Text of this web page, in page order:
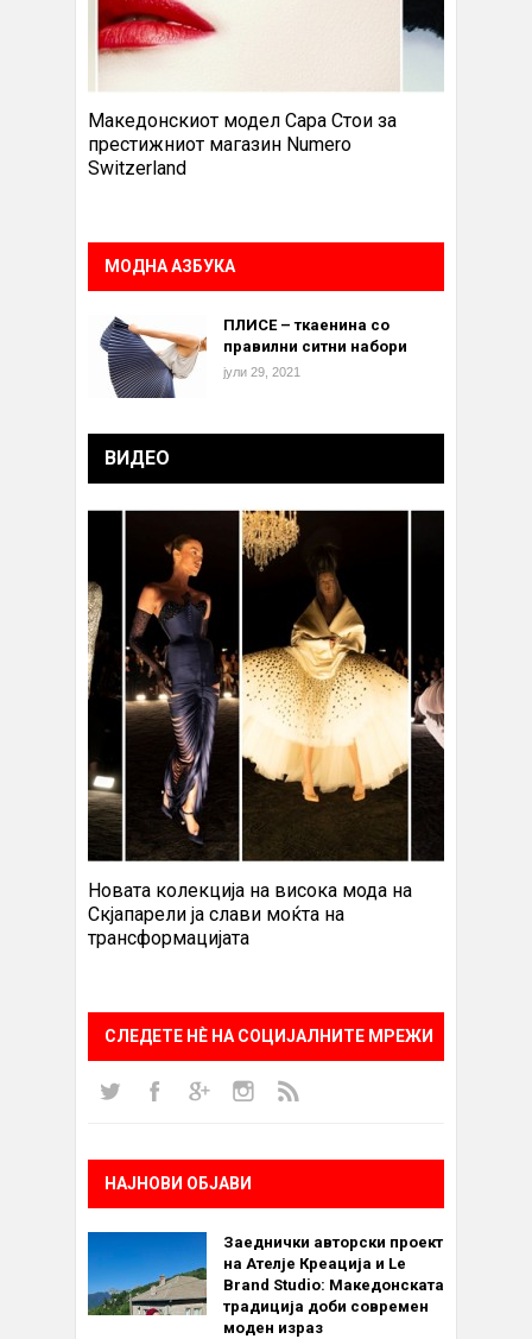
Македонскиот модел Сара Стои за
престижниот магазин Numero
Switzerland
МОДНА АЗБУКА
ПЛИСЕ – ткаенина со
правилни ситни набори
јули 29, 2021
ВИДЕО
Новата колекција на висока мода на
Скјапарели ја слави моќта на
трансформацијата
СЛЕДЕТЕ НÈ НА СОЦИЈАЛНИТЕ МРЕЖИ
НАЈНОВИ ОБЈАВИ
Заеднички авторски проект
на Ателје Креација и Le
Brand Studio: Македонската
традиција доби современ
моден израз